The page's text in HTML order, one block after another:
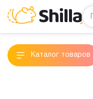
Каталог товаров